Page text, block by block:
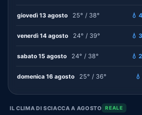
giovedì 13 agosto 25° / 38° 💧
venerdì 14 agosto 24° / 39° 💧
sabato 15 agosto 24° / 38° 💧
domenica 16 agosto 25° / 36°
IL CLIMA DI SCIACCA A AGOSTO REALE